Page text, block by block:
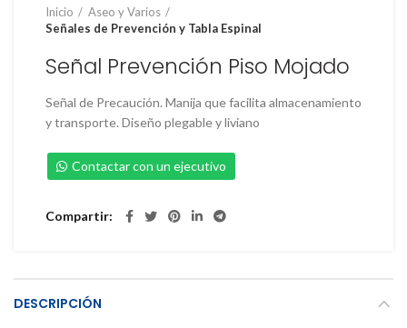
Inicio
Aseo y Varios
Señales de Prevención y Tabla Espinal
Señal Prevención Piso Mojado
Señal de Precaución. Manija que facilita almacenamiento
y transporte. Diseño plegable y liviano
Contactar con un ejecutivo
Compartir
DESCRIPCIÓN